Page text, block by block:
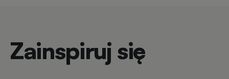
Zainspiruj się